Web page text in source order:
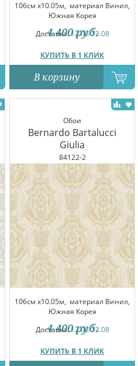
106см x10.05м, материал Винил,
Южная Корея
Доставка:12.08-13.08
КУПИТЬ В 1 КЛИК
4 400 руб.
В корзину
Обои
Bernardo Bartalucci
Giulia
84122-2
106см x10.05м, материал Винил,
Южная Корея
Доставка:12.08-13.08
КУПИТЬ В 1 КЛИК
4 400 руб.